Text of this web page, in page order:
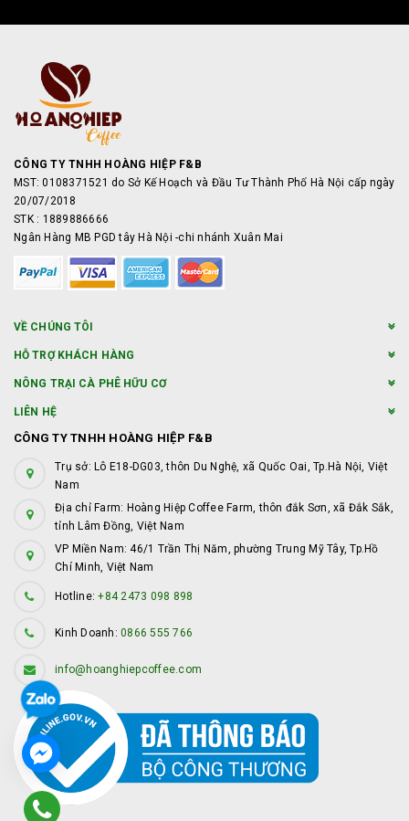
CÔNG TY TNHH HOÀNG HIỆP F&B
MST: 0108371521 do Sở Kế Hoạch và Đầu Tư Thành Phố Hà Nội cấp ngày
20/07/2018
STK : 1889886666
Ngân Hàng MB PGD tây Hà Nội -chi nhánh Xuân Mai
VỀ CHÚNG TÔI
HỖ TRỢ KHÁCH HÀNG
NÔNG TRẠI CÀ PHÊ HỮU CƠ
LIÊN HỆ
CÔNG TY TNHH HOÀNG HIỆP F&B
Trụ sở: Lô E18-DG03, thôn Du Nghệ, xã Quốc Oai, Tp.Hà Nội, Việt
Nam
Địa chỉ Farm: Hoàng Hiệp Coffee Farm, thôn đắk Sơn, xã Đắk Sắk,
tỉnh Lâm Đồng, Việt Nam
VP Miền Nam: 46/1 Trần Thị Năm, phường Trung Mỹ Tây, Tp.Hồ
Chí Minh, Việt Nam
Hotline:+84 2473 098 898
Kinh Doanh: 0866 555 766
info@hoanghiepcoffee.com